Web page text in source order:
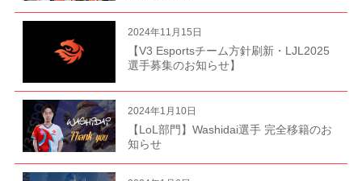
2024年11月15日
【V3 Esportsチーム方針刷新・LJL2025
選手募集のお知らせ】
2024年1月10日
【LoL部門】Washidai選手 完全移籍のお
知らせ